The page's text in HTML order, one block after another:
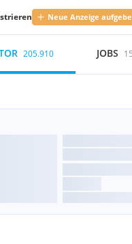
Neue Anzeige
205.910 JOBS